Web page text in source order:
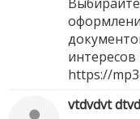
https://
vtdvdvt